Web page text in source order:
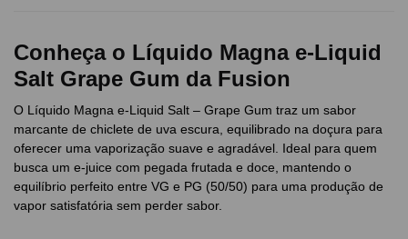
Conheça o Líquido Magna e-Liquid
Salt Grape Gum da Fusion
O Líquido Magna e-Liquid Salt – Grape Gum traz um sabor
marcante de chiclete de uva escura, equilibrado na doçura para
oferecer uma vaporização suave e agradável. Ideal para quem
busca um e-juice com pegada frutada e doce, mantendo o
equilíbrio perfeito entre VG e PG (50/50) para uma produção de
vapor satisfatória sem perder sabor.